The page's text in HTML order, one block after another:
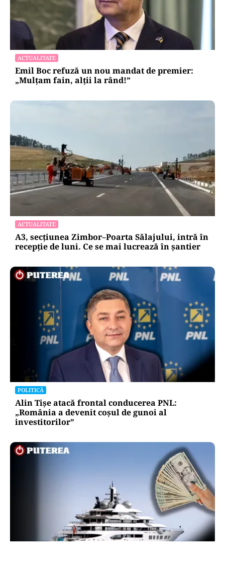
ACTUALITATE
Emil Boc refuză un nou mandat de premier:
„Mulțam fain, alții la rând!”
ACTUALITATE
A3, secțiunea Zimbor–Poarta Sălajului, intră în
recepție de luni. Ce se mai lucrează în șantier
POLITICĂ
Alin Tișe atacă frontal conducerea PNL:
„România a devenit coșul de gunoi al
investitorilor”